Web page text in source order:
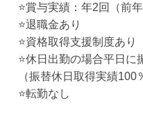
⭐️賞与実績：年2回（前
⭐️退職金あり
⭐️資格取得支援制度あり
⭐️休日出勤の場合平日に
（振替休日取得実績100
⭐️転勤なし